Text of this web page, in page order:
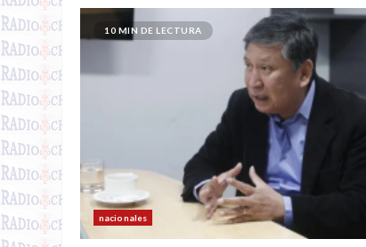
10 MIN DE LECTURA
nacionales